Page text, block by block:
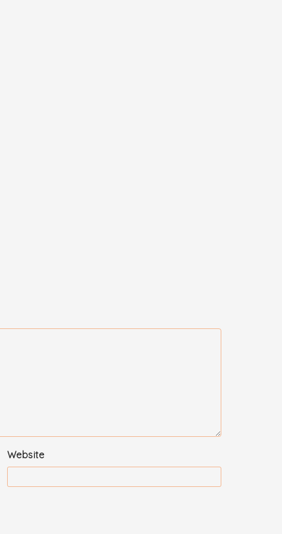
Website